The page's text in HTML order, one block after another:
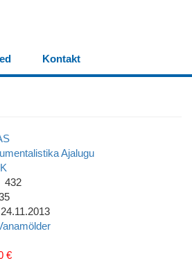
Kontakt
Ajalugu
432
24.11.2013
€